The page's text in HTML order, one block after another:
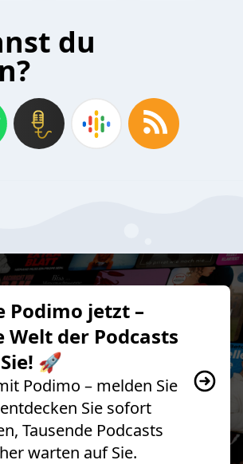
du
Podimo jetzt –
Welt der Podcasts
🚀
Podimo – melden Sie
Sie sofort
Tausende Podcasts
warten auf Sie.